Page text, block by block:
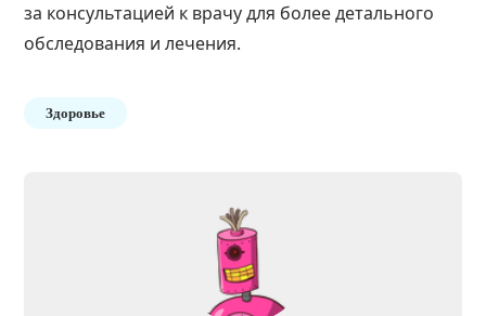
за консультацией к врачу для более детального
обследования и лечения.
Здоровье